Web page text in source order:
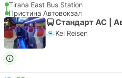
Tirana East Bus Station
Пристина Автовокзал
Стандарт АС |
Kei Reisen